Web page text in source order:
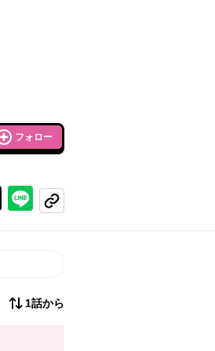
フォロー
Xで投稿するラインでシェアする
コピーする
1話から